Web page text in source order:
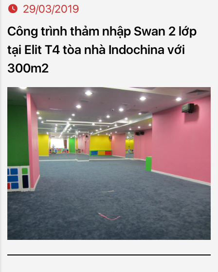
29/03/2019
Công trình thảm nhập Swan 2 lớp
tại Elit T4 tòa nhà Indochina với
300m2